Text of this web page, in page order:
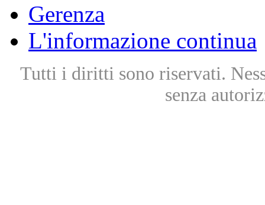
Gerenza
L'informazione continua
Tutti i diritti sono riservati.
senza